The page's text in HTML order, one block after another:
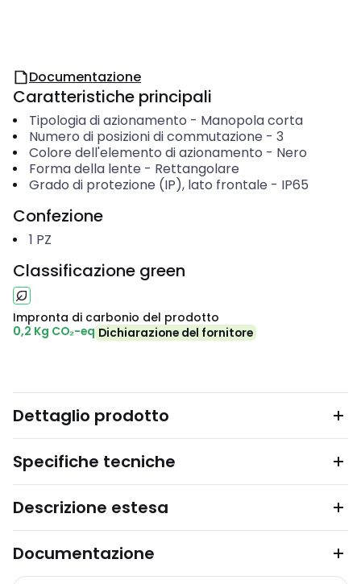
Documentazione
Caratteristiche principali
Tipologia di azionamento - Manopola corta
Numero di posizioni di commutazione - 3
Colore dell'elemento di azionamento - Nero
Forma della lente - Rettangolare
Grado di protezione (IP), lato frontale - IP65
Confezione
1 PZ
Classificazione green
Impronta di carbonio del prodotto
0,2 Kg CO₂-eq Dichiarazione del fornitore
Dettaglio prodotto
Specifiche tecniche
Descrizione estesa
Documentazione